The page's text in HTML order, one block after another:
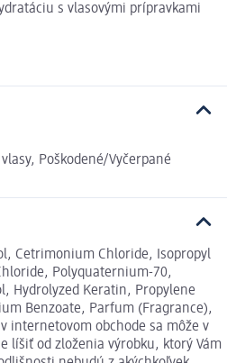
s vlasovými prípravkami
Poškodené/Vyčerpané
Cetrimonium Chloride, Isopropyl
Polyquaternium-70,
Hydrolyzed Keratin, Propylene
Benzoate, Parfum (Fragrance),
internetovom obchode sa môže v
líšiť od zloženia výrobku, ktorý Vám